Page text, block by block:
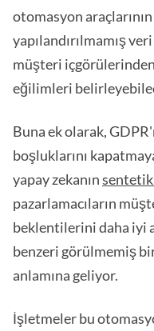
otomasyon
yapılandırılmamış
müşteri
eğilimleri
Buna ek olarak,
boşluklarını
yapay zekanın
pazarlamacıların
beklentilerini daha iyi
benzeri görülmemiş
anlamına geliyor.
İşletmeler bu